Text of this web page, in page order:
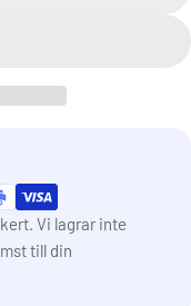
Vi lagrar inte
till din